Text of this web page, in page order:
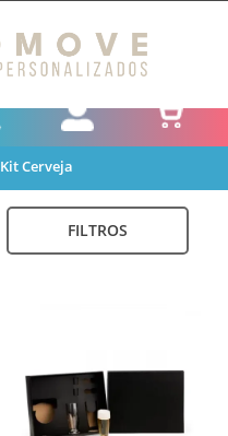
Kit Cerveja
FILTROS